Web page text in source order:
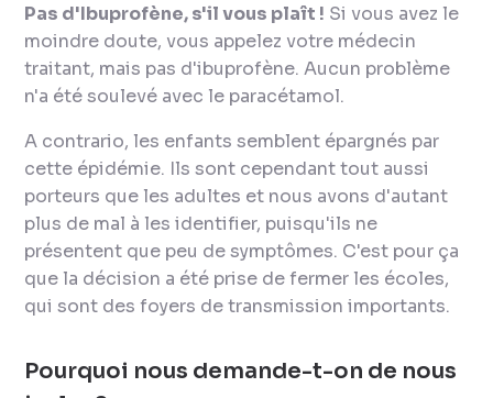
Pas d'Ibuprofène, s'il vous plaît ! Si vous avez le
moindre doute, vous appelez votre médecin
traitant, mais pas d'ibuprofène. Aucun problème
n'a été soulevé avec le paracétamol.
A contrario, les enfants semblent épargnés par
cette épidémie. Ils sont cependant tout aussi
porteurs que les adultes et nous avons d'autant
plus de mal à les identifier, puisqu'ils ne
présentent que peu de symptômes. C'est pour ça
que la décision a été prise de fermer les écoles,
qui sont des foyers de transmission importants.
Pourquoi nous demande-t-on de nous